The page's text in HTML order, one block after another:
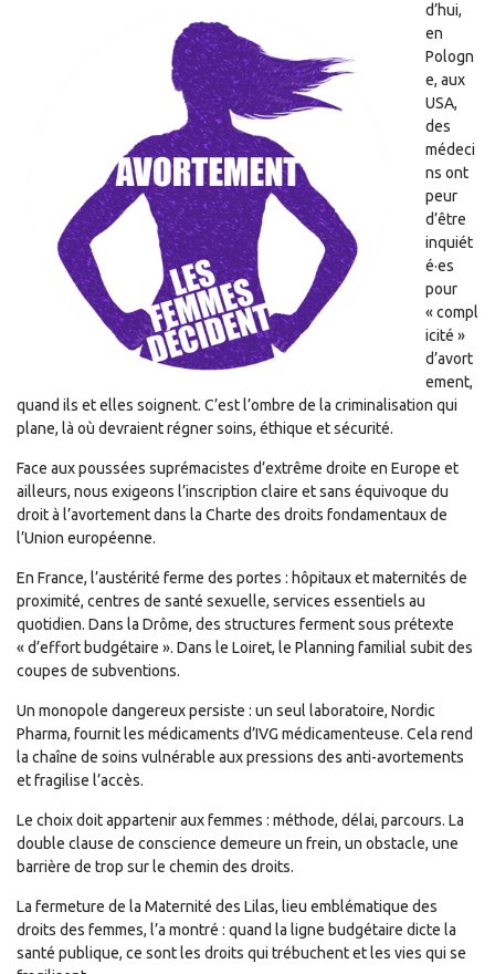
d’hui,
en
Pologn
e, aux
USA,
des
médeci
ns ont
peur
d’être
inquiét
é·es
pour
« compl
icité »
d’avort
ement,
quand ils et elles soignent. C’est l’ombre de la criminalisation qui
plane, là où devraient régner soins, éthique et sécurité.
Face aux poussées suprémacistes d’extrême droite en Europe et
ailleurs, nous exigeons l’inscription claire et sans équivoque du
droit à l’avortement dans la Charte des droits fondamentaux de
l’Union européenne.
En France, l’austérité ferme des portes : hôpitaux et maternités de
proximité, centres de santé sexuelle, services essentiels au
quotidien. Dans la Drôme, des structures ferment sous prétexte
« d’effort budgétaire ». Dans le Loiret, le Planning familial subit des
coupes de subventions.
Un monopole dangereux persiste : un seul laboratoire, Nordic
Pharma, fournit les médicaments d’IVG médicamenteuse. Cela rend
la chaîne de soins vulnérable aux pressions des anti-avortements
et fragilise l’accès.
Le choix doit appartenir aux femmes : méthode, délai, parcours. La
double clause de conscience demeure un frein, un obstacle, une
barrière de trop sur le chemin des droits.
La fermeture de la Maternité des Lilas, lieu emblématique des
droits des femmes, l’a montré : quand la ligne budgétaire dicte la
santé publique, ce sont les droits qui trébuchent et les vies qui se